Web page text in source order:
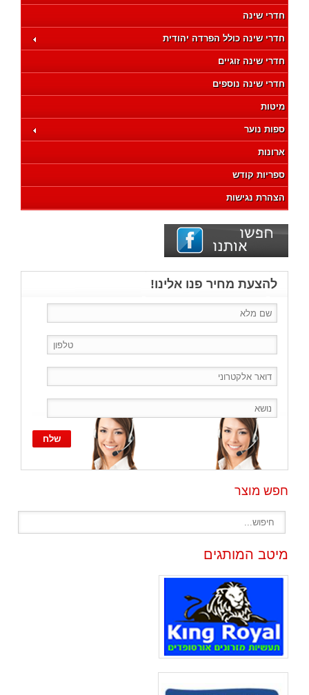
חדרי שינה
חדרי שינה כולל הפרדה יהודית
חדרי שינה זוגיים
חדרי שינה נוספים
מיטות
ספות נוער
ארונות
ספריות קודש
הצהרת נגישות
להצעת מחיר פנו אלינו!
חפש מוצר
מיטב המותגים